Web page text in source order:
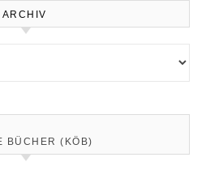
ARCHIV
BÜCHER (KÖB)